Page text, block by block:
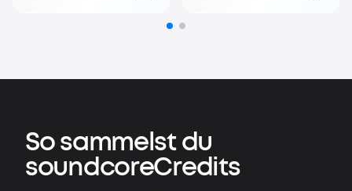
So sammelst du
soundcoreCredits